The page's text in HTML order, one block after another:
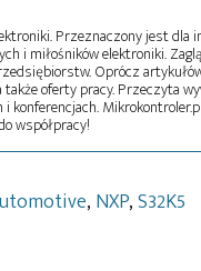
Przeznaczony jest
i miłośników elektroniki.
Oprócz
oferty pracy. Przeczyta
konferencjach.
współpracy!
, NXP,S32K5